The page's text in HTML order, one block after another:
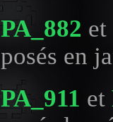
PA_882 et
posés en
PA_911 et